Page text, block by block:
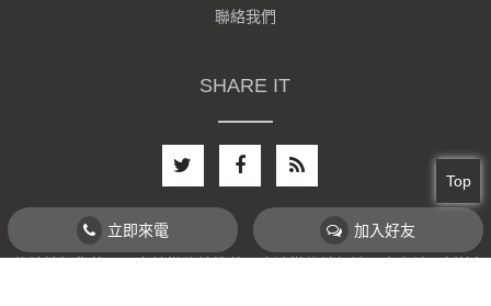
Top
聯絡我們
SHARE IT
立即來電 加入好友